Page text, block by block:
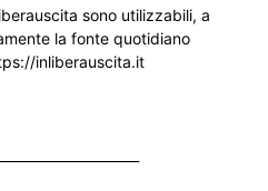
sono utilizzabili, a
la fonte quotidiano
inliberauscita.it